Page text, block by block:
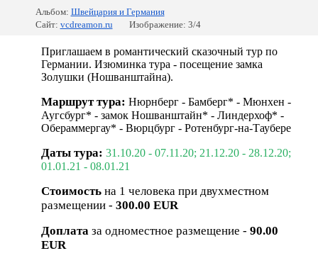
Альбом: Швейцария и Германия
Сайт: vcdreamon.ru Изображение: 3/4
Приглашаем в романтический сказочный тур по
Германии. Изюминка тура - посещение замка
Золушки (Ношванштайна).
Маршрут тура: Нюрнберг - Бамберг* - Мюнхен -
Аугсбург* - замок Ношванштайн* - Линдерхоф* -
Обераммергау* - Вюрцбург - Ротенбург-на-Таубере
Даты тура: 31.10.20 - 07.11.20; 21.12.20 - 28.12.20;
01.01.21 - 08.01.21
Стоимость на 1 человека при двухместном
размещении - 300.00 EUR
Доплата за одноместное размещение - 90.00
EUR